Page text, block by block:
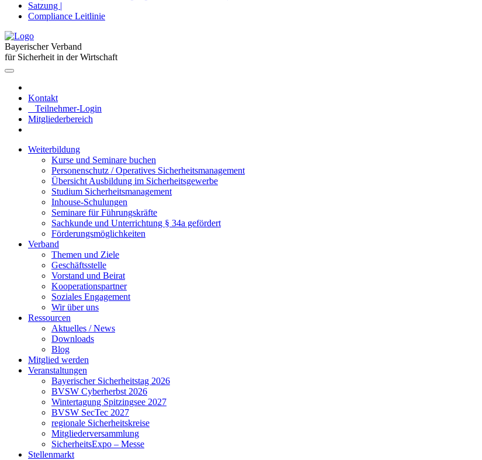
Satzung |
Compliance Leitlinie
Bayerischer Verband
für Sicherheit in der Wirtschaft
Kontakt
Teilnehmer-Login
Mitgliederbereich
Weiterbildung
Kurse und Seminare buchen
Personenschutz / Operatives Sicherheitsmanagement
Übersicht Ausbildung im Sicherheitsgewerbe
Studium Sicherheitsmanagement
Inhouse-Schulungen
Seminare für Führungskräfte
Sachkunde und Unterrichtung § 34a gefördert
Förderungsmöglichkeiten
Verband
Themen und Ziele
Geschäftsstelle
Vorstand und Beirat
Kooperationspartner
Soziales Engagement
Wir über uns
Ressourcen
Aktuelles / News
Downloads
Blog
Mitglied werden
Veranstaltungen
Bayerischer Sicherheitstag 2026
BVSW Cyberherbst 2026
Wintertagung Spitzingsee 2027
BVSW SecTec 2027
regionale Sicherheitskreise
Mitgliederversammlung
SicherheitsExpo – Messe
Stellenmarkt